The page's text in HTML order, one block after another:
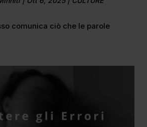
comunica ciò che le parole